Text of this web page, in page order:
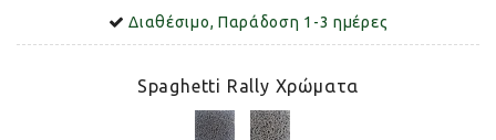
Διαθέσιμο, Παράδοση 1-3 ημέρες
Spaghetti Rally Χρώματα